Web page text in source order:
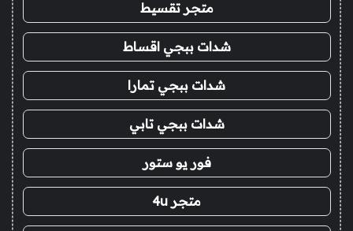
متجر تقسيط
شدات ببجي اقساط
شدات ببجي تمارا
شدات ببجي تابي
فور يو ستور
متجر 4u